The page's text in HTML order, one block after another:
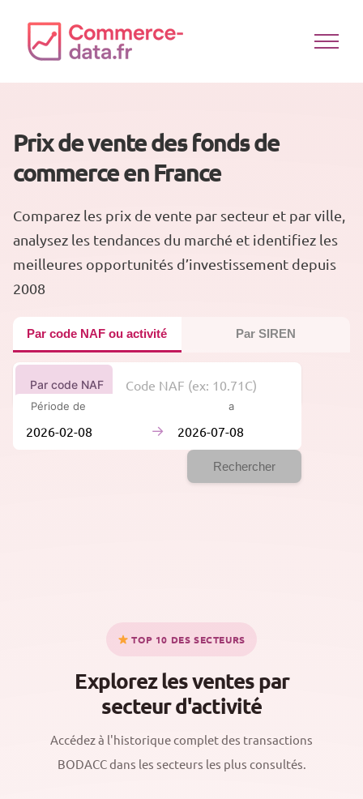
contenu
Prix de vente des fonds de
commerce en France
Comparez les prix de vente par secteur et par ville,
analysez les tendances du marché et identifiez les
meilleures opportunités d’investissement depuis
2008
Par code NAF ou activité Par SIREN
Par code NAF
Période de à
→
Rechercher
TOP 10 DES SECTEURS
Explorez les ventes par
secteur d'activité
Accédez à l'historique complet des transactions
BODACC dans les secteurs les plus consultés.